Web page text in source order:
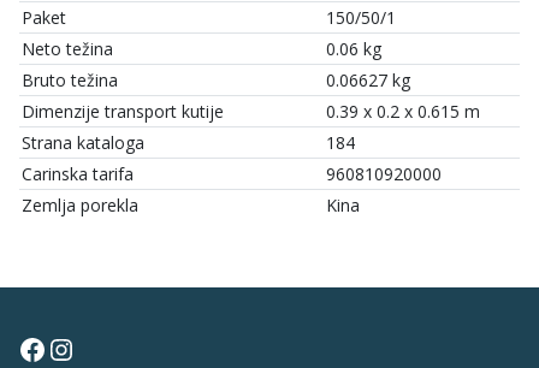
Paket
150/50/1
Neto težina
0.06 kg
Bruto težina
0.06627 kg
Dimenzije transport kutije
0.39 x 0.2 x 0.615 m
Strana kataloga
184
Carinska tarifa
960810920000
Zemlja porekla
Kina
Facebook
Instagram